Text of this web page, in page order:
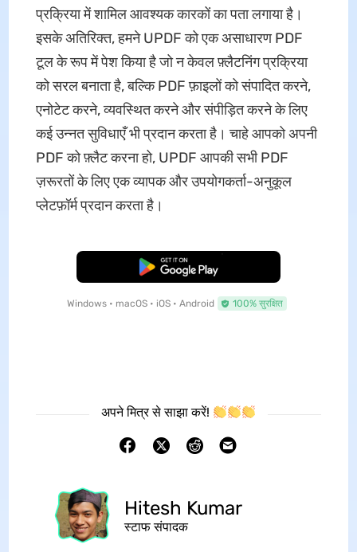
प्रक्रिया में शामिल आवश्यक कारकों का पता लगाया है।
इसके अतिरिक्त, हमने UPDF को एक असाधारण PDF
टूल के रूप में पेश किया है जो न केवल फ़्लैटनिंग प्रक्रिया
को सरल बनाता है, बल्कि PDF फ़ाइलों को संपादित करने,
एनोटेट करने, व्यवस्थित करने और संपीड़ित करने के लिए
कई उन्नत सुविधाएँ भी प्रदान करता है। चाहे आपको अपनी
PDF को फ़्लैट करना हो, UPDF आपकी सभी PDF
ज़रूरतों के लिए एक व्यापक और उपयोगकर्ता-अनुकूल
प्लेटफ़ॉर्म प्रदान करता है।
मुफ्त डाउनलोड
Windows • macOS • iOS • Android 100% सुरक्षित
अपने मित्र से साझा करें!
Hitesh Kumar
स्टाफ संपादक